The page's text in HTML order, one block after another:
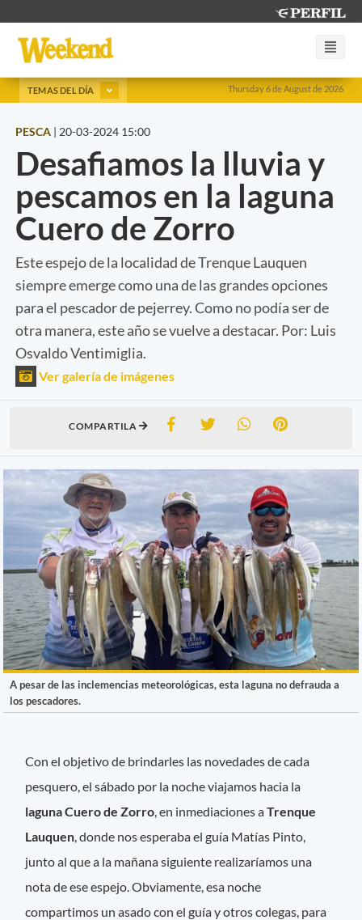
Thursday 6 de August de 2026
TEMAS DEL DÍA
PESCA | 20-03-2024 15:00
Desafiamos la lluvia y
pescamos en la laguna
Cuero de Zorro
Este espejo de la localidad de Trenque Lauquen
siempre emerge como una de las grandes opciones
para el pescador de pejerrey. Como no podía ser de
otra manera, este año se vuelve a destacar. Por: Luis
Osvaldo Ventimiglia.
Ver galería de imágenes
COMPARTILA
A pesar de las inclemencias meteorológicas, esta laguna no defrauda a
los pescadores.
Con el objetivo de brindarles las novedades de cada
pesquero, el sábado por la noche viajamos hacia la
laguna Cuero de Zorro , en inmediaciones aTrenque
Lauquen , donde nos esperaba el guía Matías Pinto,
junto al que a la mañana siguiente realizaríamos una
nota de ese espejo. Obviamente, esa noche
compartimos un asado con el guía y otros colegas, para